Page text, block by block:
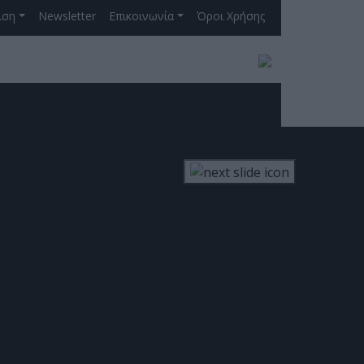
Newsletter Επικοινωνία Όροι Χρήσης
Στόχος